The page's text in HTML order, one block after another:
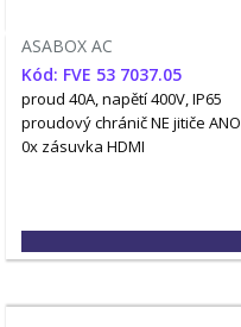
ASABOX AC
Kód: FVE 53 7037.05
proud 40A, napětí 400V, IP65
proudový chránič NE jitiče ANO
0x zásuvka HDMI